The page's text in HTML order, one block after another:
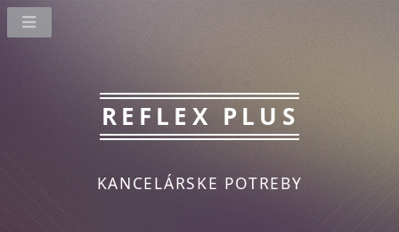
REFLEX PLUS
KANCELÁRSKE POTREBY